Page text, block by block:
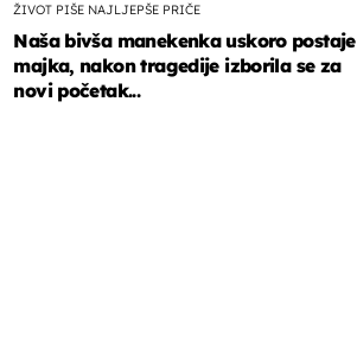
ŽIVOT PIŠE NAJLJEPŠE PRIČE
Naša bivša manekenka uskoro postaje
majka, nakon tragedije izborila se za
novi početak...